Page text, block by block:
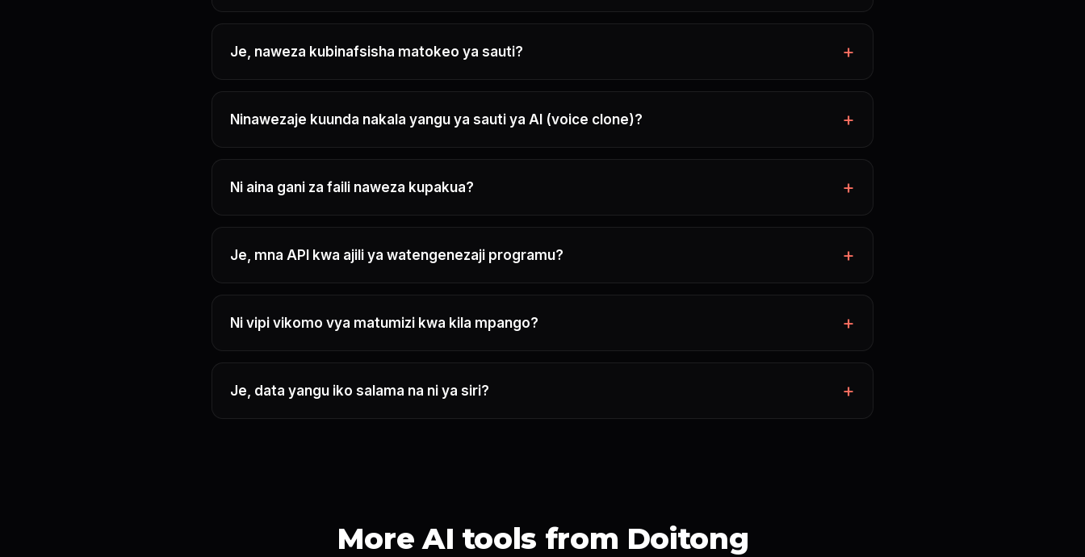
Je, naweza kubinafsisha matokeo ya sauti?
Ninawezaje kuunda nakala yangu ya sauti ya AI (voice clone)?
Ni aina gani za faili naweza kupakua?
Je, mna API kwa ajili ya watengenezaji programu?
Ni vipi vikomo vya matumizi kwa kila mpango?
Je, data yangu iko salama na ni ya siri?
More AI tools from Doitong